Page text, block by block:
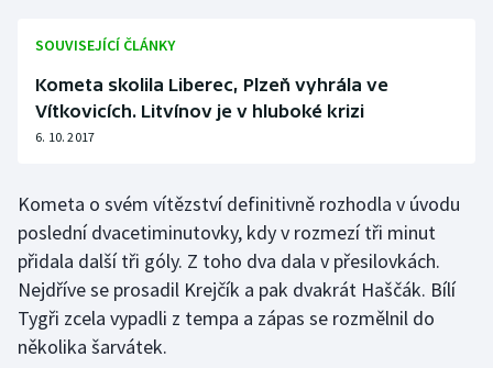
Vodní slalom
Volejbal
SOUVISEJÍCÍ ČLÁNKY
Kometa skolila Liberec, Plzeň vyhrála ve
Vítkovicích. Litvínov je v hluboké krizi
6. 10. 2017
Kometa o svém vítězství definitivně rozhodla v úvodu
poslední dvacetiminutovky, kdy v rozmezí tři minut
přidala další tři góly. Z toho dva dala v přesilovkách.
Nejdříve se prosadil Krejčík a pak dvakrát Haščák. Bílí
Tygři zcela vypadli z tempa a zápas se rozmělnil do
několika šarvátek.